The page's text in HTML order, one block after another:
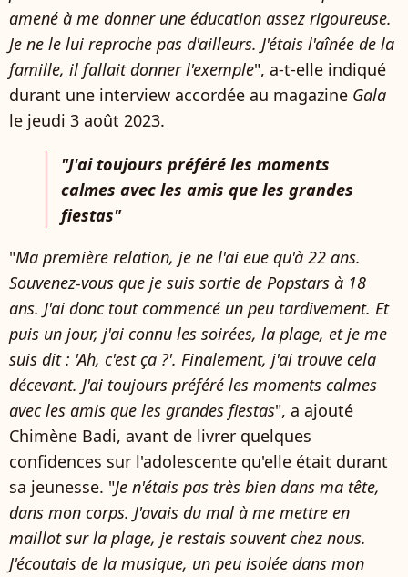
amené à me donner une éducation assez rigoureuse.
Je ne le lui reproche pas d'ailleurs. J'étais l'aînée de la
famille, il fallait donner l'exemple", a-t-elle indiqué
durant une interview accordée au magazine Gala
le jeudi 3 août 2023.
"J'ai toujours préféré les moments
calmes avec les amis que les grandes
fiestas"
"Ma première relation, je ne l'ai eue qu'à 22 ans.
Souvenez-vous que je suis sortie de Popstars à 18
ans. J'ai donc tout commencé un peu tardivement. Et
puis un jour, j'ai connu les soirées, la plage, et je me
suis dit : 'Ah, c'est ça ?'. Finalement, j'ai trouve cela
décevant. J'ai toujours préféré les moments calmes
avec les amis que les grandes fiestas", a ajouté
Chimène Badi, avant de livrer quelques
confidences sur l'adolescente qu'elle était durant
sa jeunesse. "Je n'étais pas très bien dans ma tête,
dans mon corps. J'avais du mal à me mettre en
maillot sur la plage, je restais souvent chez nous.
J'écoutais de la musique, un peu isolée dans mon